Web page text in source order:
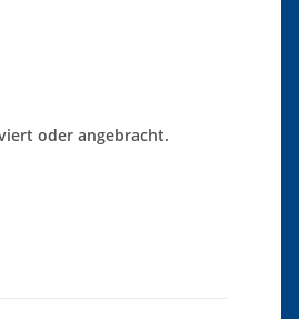
oder angebracht.